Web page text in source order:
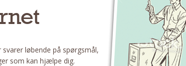
løbende på spørgsmål,
som kan hjælpe dig.